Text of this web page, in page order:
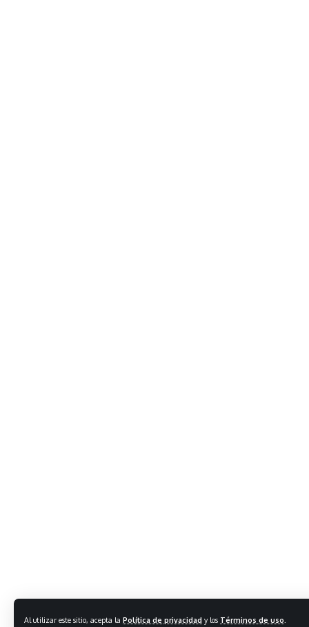
Al utilizar este sitio, acepta la Política de privacidad y los Términos de uso